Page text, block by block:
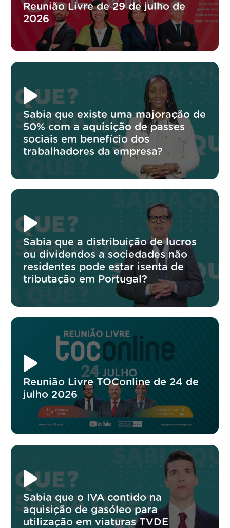
Reunião Livre de 29 de julho de
2026
Sabia que existe uma majoração de
50% com a aquisição de passes
sociais em benefício dos
trabalhadores da empresa?
Sabia que a distribuição de lucros
ou dividendos a sociedades não
residentes pode estar isenta de
tributação em Portugal?
Reunião Livre TOConline de 24 de
julho 2026
Sabia que o IVA contido na
aquisição de gasóleo para
utilização em viaturas TVDE